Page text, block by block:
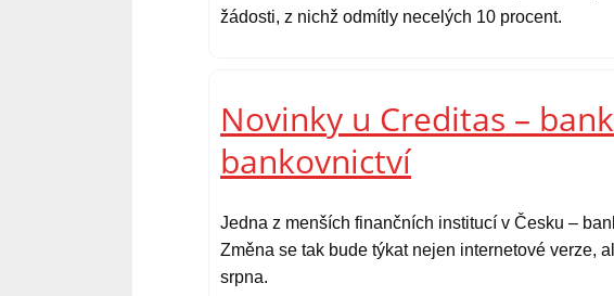
žádosti, z nichž odmítly necelých 10 procent.
Novinky u Creditas –
bankovnictví
Jedna z menších finančních institucí v Česku –
Změna se tak bude týkat nejen internetové verze,
srpna.